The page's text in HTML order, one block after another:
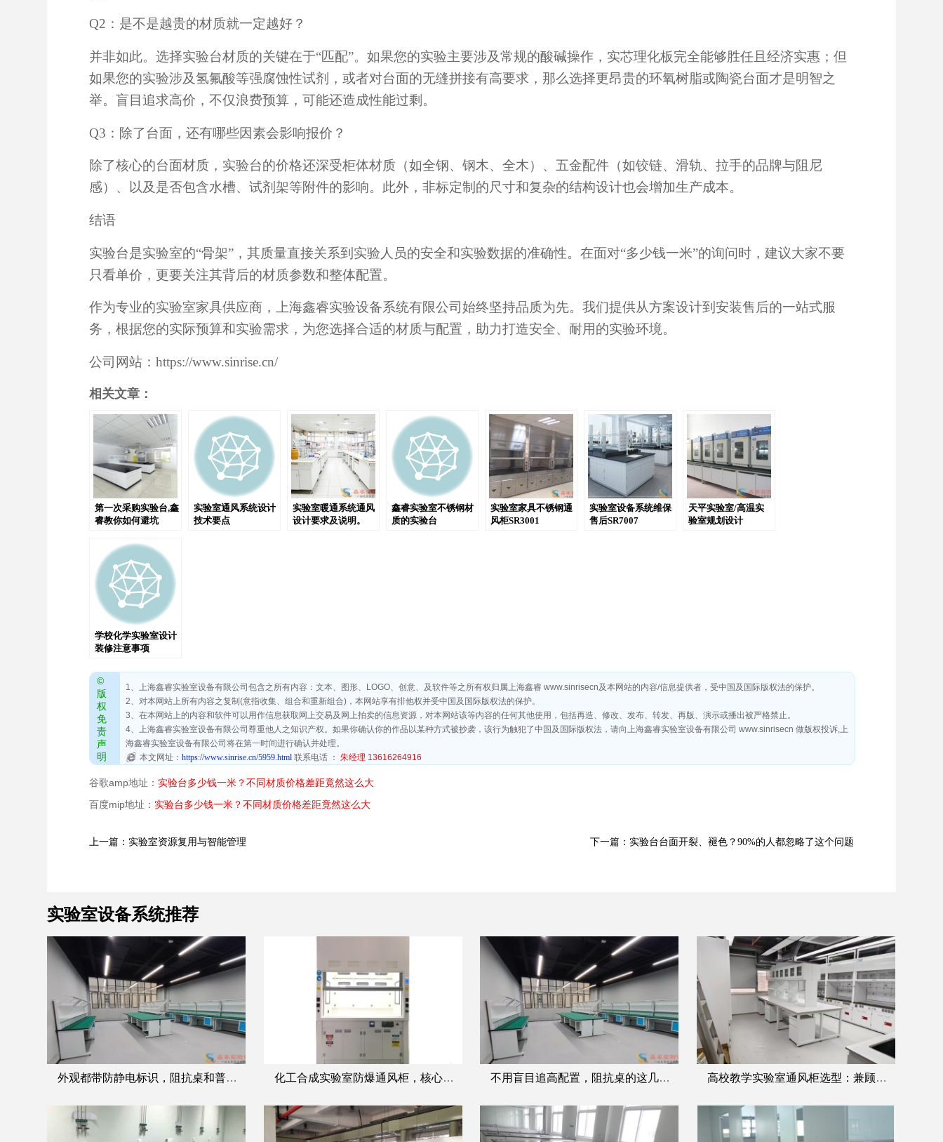
Q2：是不是越贵的材质就一定越好？
并非如此。选择实验台材质的关键在于“匹配”。如果您的实验主要涉及常规的酸碱操作，实芯理化板完全能够胜任且经济实惠；但
如果您的实验涉及氢氟酸等强腐蚀性试剂，或者对台面的无缝拼接有高要求，那么选择更昂贵的环氧树脂或陶瓷台面才是明智之
举。盲目追求高价，不仅浪费预算，可能还造成性能过剩。
Q3：除了台面，还有哪些因素会影响报价？
除了核心的台面材质，实验台的价格还深受柜体材质（如全钢、钢木、全木）、五金配件（如铰链、滑轨、拉手的品牌与阻尼
感）、以及是否包含水槽、试剂架等附件的影响。此外，非标定制的尺寸和复杂的结构设计也会增加生产成本。
结语
实验台是实验室的“骨架”，其质量直接关系到实验人员的安全和实验数据的准确性。在面对“多少钱一米”的询问时，建议大家不要
只看单价，更要关注其背后的材质参数和整体配置。
作为专业的实验室家具供应商，上海鑫睿实验设备系统有限公司始终坚持品质为先。我们提供从方案设计到安装售后的一站式服
务，根据您的实际预算和实验需求，为您选择合适的材质与配置，助力打造安全、耐用的实验环境。
公司网站：https://www.sinrise.cn/
相关文章：
第一次采购实验台,鑫
睿教你如何避坑
实验室通风系统设计
技术要点
实验室暖通系统通风
设计要求及说明。
鑫睿实验室不锈钢材
质的实验台
实验室家具不锈钢通
风柜SR3001
实验室设备系统维保
售后SR7007
天平实验室/高温实
验室规划设计
学校化学实验室设计
装修注意事项
©
版
权
免
责
声
明
1、上海鑫睿实验室设备有限公司包含之所有内容：文本、图形、LOGO、创意、及软件等之所有权归属上海鑫睿 www.sinrisecn及本网站的内容/信息提供者，受中国及国际版权法的保护。
2、对本网站上所有内容之复制(意指收集、组合和重新组合)，本网站享有排他权并受中国及国际版权法的保护。
3、在本网站上的内容和软件可以用作信息获取网上交易及网上拍卖的信息资源，对本网站该等内容的任何其他使用，包括再造、修改、发布、转发、再版、演示或播出被严格禁止。
4、上海鑫睿实验室设备有限公司尊重他人之知识产权。如果你确认你的作品以某种方式被抄袭，该行为触犯了中国及国际版权法，请向上海鑫睿实验室设备有限公司 www.sinrisecn 做版权投诉,上
海鑫睿实验室设备有限公司将在第一时间进行确认并处理。
本文网址：https://www.sinrise.cn/5959.html 联系电话 ：朱经理 13616264916
谷歌amp地址：实验台多少钱一米？不同材质价格差距竟然这么大
百度mip地址：实验台多少钱一米？不同材质价格差距竟然这么大
上一篇：实验室资源复用与智能管理 下一篇：实验台台面开裂、褪色？90%的人都忽略了这个问题
实验室设备系统推荐
外观都带防静电标识，阻抗桌和普通防静电桌的核心区别在哪 化工合成实验室防爆通风柜，核心配置一个都不能少 不用盲目追高配置，阻抗桌的这几个核心参数才是选型要点 高校教学实验室通风柜选型：兼顾耐用性与学生操作安全